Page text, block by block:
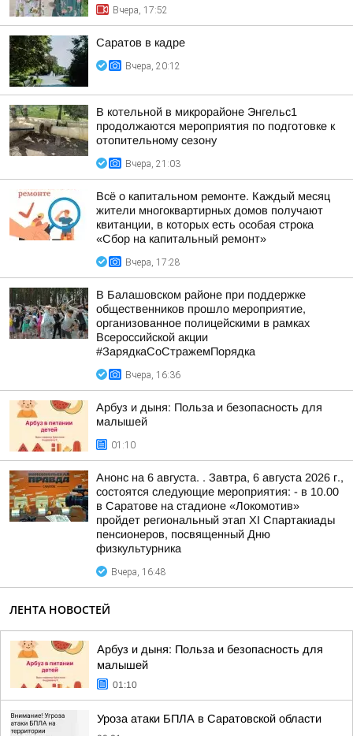
Вчера, 17:52
Саратов в кадре
Вчера, 20:12
В котельной в микрорайоне Энгельс1
продолжаются мероприятия по подготовке к
отопительному сезону
Вчера, 21:03
Всё о капитальном ремонте. Каждый месяц
жители многоквартирных домов получают
квитанции, в которых есть особая строка
«Сбор на капитальный ремонт»
Вчера, 17:28
В Балашовском районе при поддержке
общественников прошло мероприятие,
организованное полицейскими в рамках
Всероссийской акции
#ЗарядкаСоСтражемПорядка
Вчера, 16:36
Арбуз и дыня: Польза и безопасность для
малышей
01:10
Анонс на 6 августа. . Завтра, 6 августа 2026 г.,
состоятся следующие мероприятия: - в 10.00
в Саратове на стадионе «Локомотив»
пройдет региональный этап XI Спартакиады
пенсионеров, посвященный Дню
физкультурника
Вчера, 16:48
ЛЕНТА НОВОСТЕЙ
Арбуз и дыня: Польза и безопасность для
малышей
01:10
Уроза атаки БПЛА в Саратовской области